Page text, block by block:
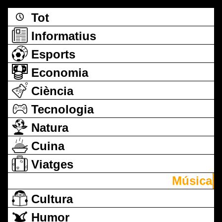
Tot
Informatius
Esports
Economia
Ciència
Tecnologia
Natura
Cuina
Viatges
Música
Cultura
Humor